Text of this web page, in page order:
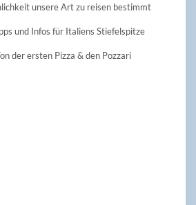
unsere Art zu reisen bestimmt
und Infos für Italiens Stiefelspitze
der ersten Pizza & den Pozzari